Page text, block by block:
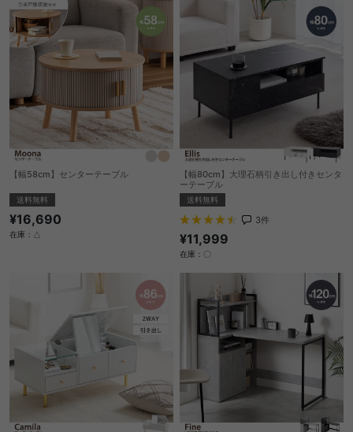
【幅58cm】センターテーブル
送料無料
¥16,690
在庫：△
【幅80cm】大理石柄引き出し付きセンタ
ーテーブル
送料無料
3件
¥11,999
在庫：〇